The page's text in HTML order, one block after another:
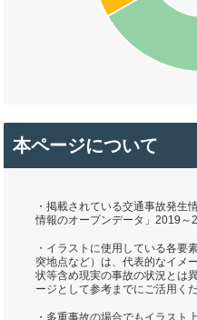
本ページについて
・掲載されている交通事故発生
情報のオープンデータ」2019～
・イラストに使用している各要
突地点など）は、代表的なイメ
状等含め現実の事故の状況とは
ージとして参考までにご活用くだ
・多重事故の場合でもイラスト